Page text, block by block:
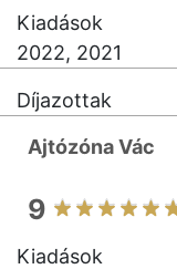
Kiadások
2022, 2021
Díjazottak
Ajtózóna Vác
9
Kiadások